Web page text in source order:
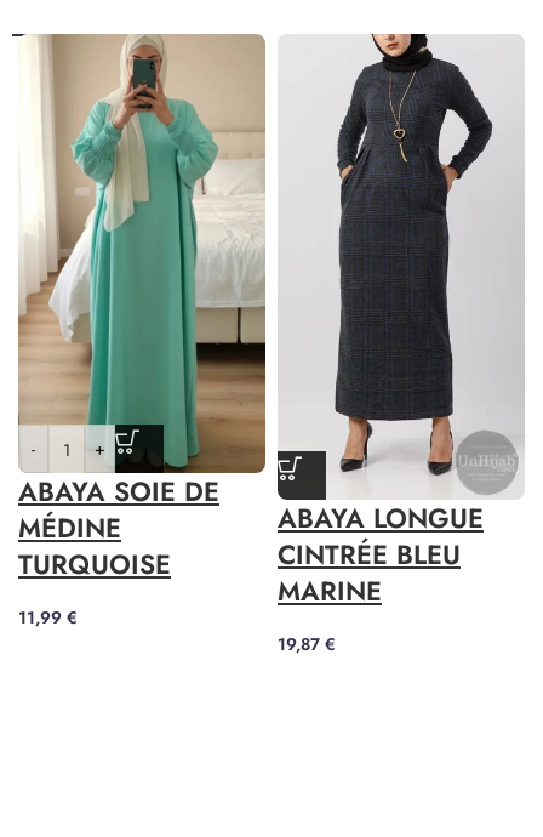
- +
ABAYA SOIE DE
MÉDINE
TURQUOISE
11,99 €
ABAYA LONGUE
CINTRÉE BLEU
MARINE
19,87 €